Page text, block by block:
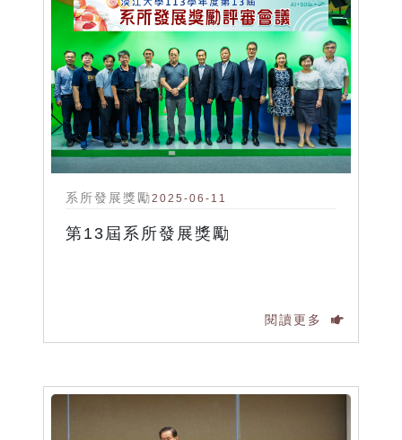
系所發展獎勵2025-06-11
第13屆系所發展獎勵
閱讀更多